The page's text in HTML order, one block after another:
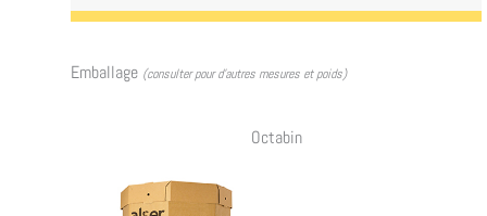
Emballage (consulter pour d’autres mesures et poids)
Octabin